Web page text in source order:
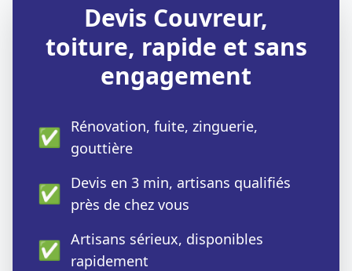
Devis Couvreur,
toiture, rapide et sans
engagement
✅ Rénovation, fuite, zinguerie,
gouttière
✅ Devis en 3 min, artisans qualifiés
près de chez vous
✅ Artisans sérieux, disponibles
rapidement